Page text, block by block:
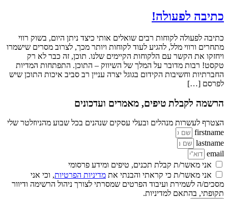
כתיבה לפעולה!
כתיבה לפעולה לקוחות רבים שואלים אותי כיצד ניתן היום, בשוק רווי
מתחרים ורווי מלל, להגיע לעוד לקוחות ויותר מכך, לצרוב מסרים שישמרו
ויחזקו את הקשר עם הלקוחות הקיימים שלנו. תוכן, זה כבר לא רק
טקסט! רבות מדובר על המלך של השיווק – התוכן. התפתחות המדיות
החברתיות וחשיבות הקידום בגוגל יצרה עניין רב סביב איכות התוכן שיש
לפרסם […]
הרשמה לקבלת טיפים, מאמרים ועדכונים
הצטרף לעשרות מנהלים ובעלי עסקים שנהנים בכל שבוע מהניוזלטר שלי
firstname
lastname
email
אני מאשר/ת קבלת תכנים, טיפים ומידע פרסומי
אני מאשר/ת כי קראתי והבנתי את מדיניות הפרטיות, וכי אני
מסכים/ה לשמירת ועיבוד הפרטים שמסרתי לצורך ניהול הרשימה ודיוור
תקופתי, בהתאם למדיניות.